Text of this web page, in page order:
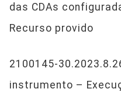
das CDAs
Recurso provido
2100145-
instrumento –